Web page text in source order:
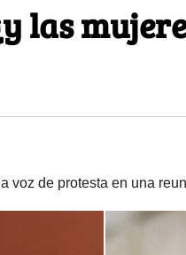
las
voz de protesta en una